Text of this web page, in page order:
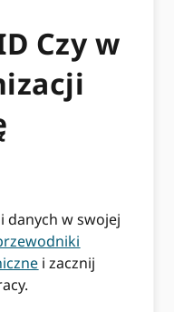
Czy w
danych w swojej
i zacznij